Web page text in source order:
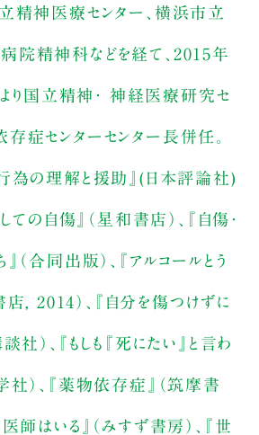
精神医療センター、横浜市立
院精神科などを経て、2015年
り国立精神・ 神経医療研究セ
症センターセンター長併任。
為の理解と援助』(日本評論社)
しての自傷』（星和書店）、『自傷・
（合同出版）、『アルコールとう
店, 2014）、『自分を傷つけずに
社）、『もしも『死にたい』と言わ
社）、『薬物依存症』（筑摩書
師はいる』（みすず書房）、『世